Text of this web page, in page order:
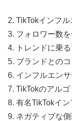
2. TikTokインフ
3. フォロワー数
4. トレンドに乗
5. ブランドとの
6. インフルエン
7. TikTokのアル
8. 有名TikTokイ
9. ネガティブな